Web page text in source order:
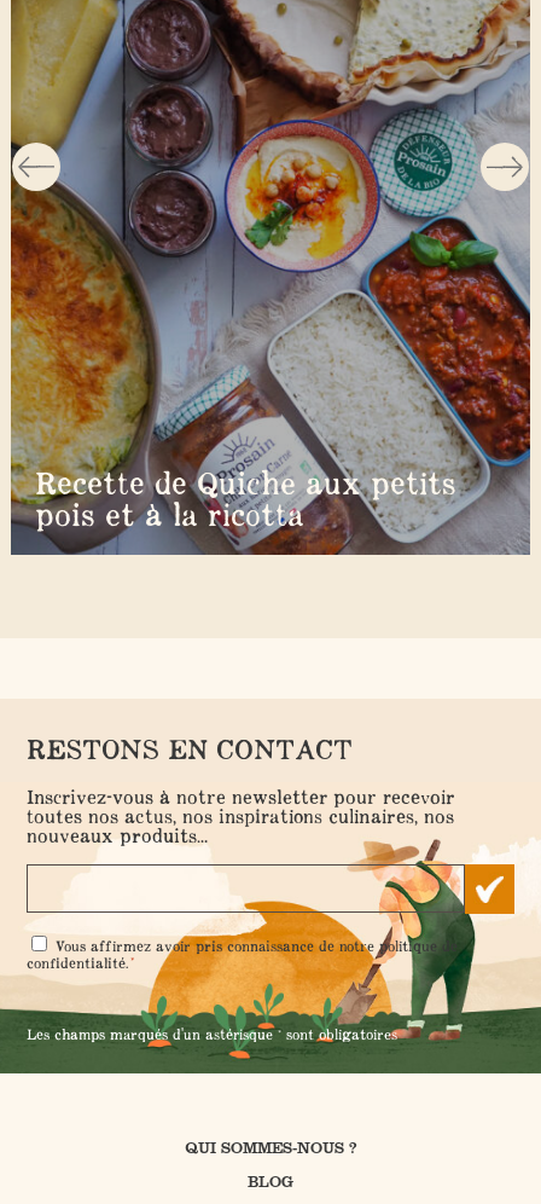
Recette de Quiche aux petits
pois et à la ricotta
RESTONS EN CONTACT
Inscrivez-vous à notre newsletter pour recevoir
toutes nos actus, nos inspirations culinaires, nos
nouveaux produits...
RGPD
*
Vous affirmez avoir pris connaissance de notrepolitique de
confidentialité.*
Les champs marqués d'un astérisque * sont obligatoires
QUI SOMMES-NOUS ?
BLOG